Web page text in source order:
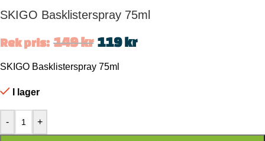
SKIGO Basklisterspray 75ml
Rek pris: 149kr 119kr
SKIGO Basklisterspray 75ml
I lager
- +